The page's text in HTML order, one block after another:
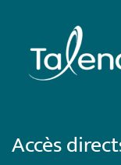
Accès